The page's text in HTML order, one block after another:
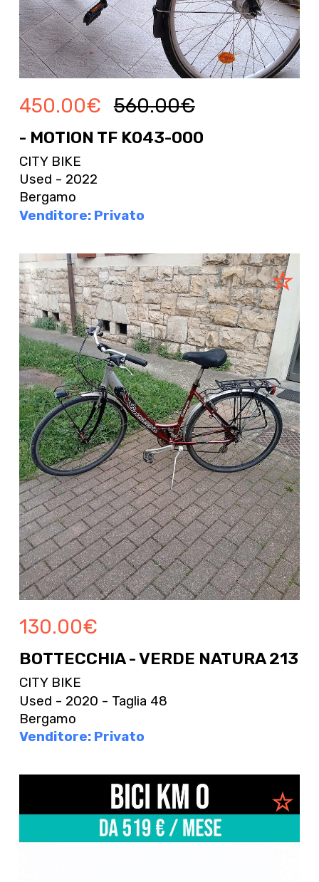
450.00€ 560.00€
- MOTION TF K043-000
CITY BIKE
Used - 2022
Bergamo
Venditore: Privato
130.00€
BOTTECCHIA - VERDE NATURA 213
CITY BIKE
Used - 2020 - Taglia 48
Bergamo
Venditore: Privato